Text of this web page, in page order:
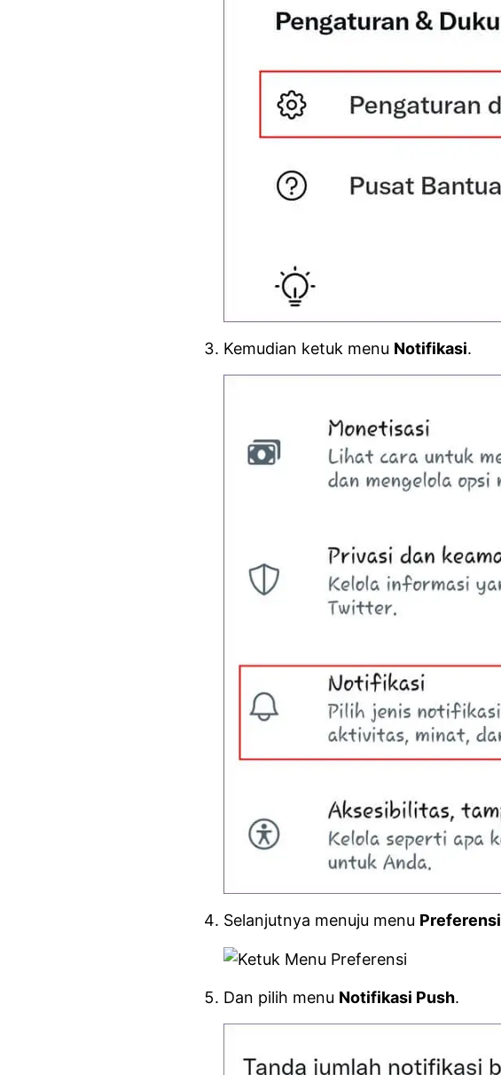
Kemudian ketuk menu Notifikasi.
Selanjutnya menuju menu Preferensi
Dan pilih menu Notifikasi Push.